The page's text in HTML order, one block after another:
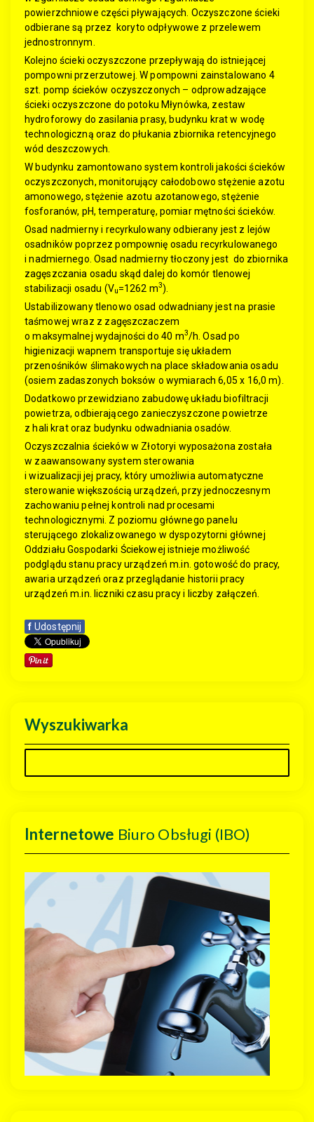
powierzchniowe części pływających. Oczyszczone ścieki
odbierane są przez koryto odpływowe z przelewem
jednostronnym.
Kolejno ścieki oczyszczone przepływają do istniejącej
pompowni przerzutowej. W pompowni zainstalowano 4
szt. pomp ścieków oczyszczonych – odprowadzające
ścieki oczyszczone do potoku Młynówka, zestaw
hydroforowy do zasilania prasy, budynku krat w wodę
technologiczną oraz do płukania zbiornika retencyjnego
wód deszczowych.
W budynku zamontowano system kontroli jakości ścieków
oczyszczonych, monitorujący całodobowo stężenie azotu
amonowego, stężenie azotu azotanowego, stężenie
fosforanów, pH, temperaturę, pomiar mętności ścieków.
Osad nadmierny i recyrkulowany odbierany jest z lejów
osadników poprzez pompownię osadu recyrkulowanego
i nadmiernego. Osad nadmierny tłoczony jest do zbiornika
zagęszczania osadu skąd dalej do komór tlenowej
stabilizacji osadu (Vu=1262 m3).
Ustabilizowany tlenowo osad odwadniany jest na prasie
taśmowej wraz z zagęszczaczem
o maksymalnej wydajności do 40 m3/h. Osad po
higienizacji wapnem transportuje się układem
przenośników ślimakowych na place składowania osadu
(osiem zadaszonych boksów o wymiarach 6,05 x 16,0 m).
Dodatkowo przewidziano zabudowę układu biofiltracji
powietrza, odbierającego zanieczyszczone powietrze
z hali krat oraz budynku odwadniania osadów.
Oczyszczalnia ścieków w Złotoryi wyposażona została
w zaawansowany system sterowania
i wizualizacji jej pracy, który umożliwia automatyczne
sterowanie większością urządzeń, przy jednoczesnym
zachowaniu pełnej kontroli nad procesami
technologicznymi. Z poziomu głównego panelu
sterującego zlokalizowanego w dyspozytorni głównej
Oddziału Gospodarki Ściekowej istnieje możliwość
podglądu stanu pracy urządzeń m.in. gotowość do pracy,
awaria urządzeń oraz przeglądanie historii pracy
urządzeń m.in. liczniki czasu pracy i liczby załączeń.
f Udostępnij
Wyszukiwarka
Internetowe Biuro Obsługi (IBO)